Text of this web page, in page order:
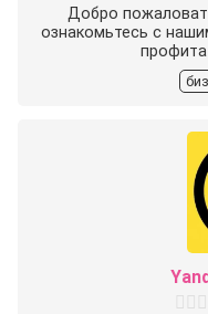
Добро
ознакомьтесь с